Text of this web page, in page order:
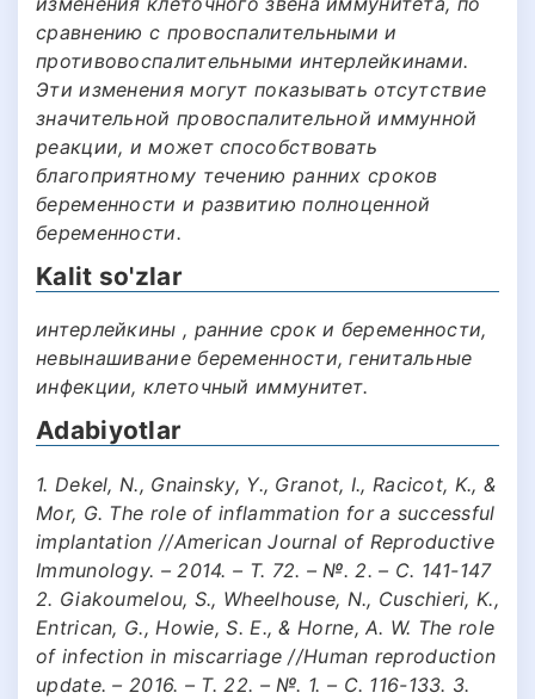
сравнению с провоспалительными и
противовоспалительными интерлейкинами.
Эти изменения могут показывать отсутствие
значительной провоспалительной иммунной
реакции, и может способствовать
благоприятному течению ранних сроков
беременности и развитию полноценной
беременности.
Kalit so'zlar
интерлейкины , ранние срок и беременности,
невынашивание беременности, генитальные
инфекции, клеточный иммунитет.
Adabiyotlar
1. Dekel, N., Gnainsky, Y., Granot, I., Racicot, K., &
Mor, G. The role of inflammation for a successful
implantation //American Journal of Reproductive
Immunology. – 2014. – Т. 72. – №. 2. – С. 141-147
2. Giakoumelou, S., Wheelhouse, N., Cuschieri, K.,
Entrican, G., Howie, S. E., & Horne, A. W. The role
of infection in miscarriage //Human reproduction
update. – 2016. – Т. 22. – №. 1. – С. 116-133. 3.